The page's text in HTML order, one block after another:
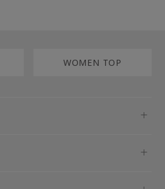
WOMEN TOP